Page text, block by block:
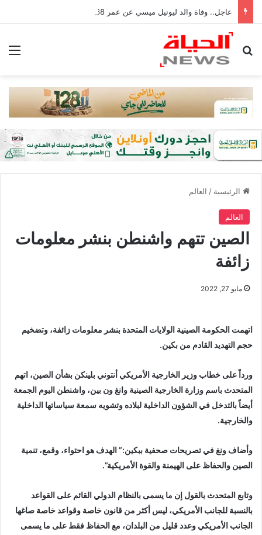
عاجل.. وفاة والد ليونيل ميسي عن عمر 68 عامًا في الأرجنتين
بحث عن
الرئيسية / العالم
العالم
الصين تتهم واشنطن بنشر معلومات
زائفة
مايو 27, 2022
اتهمت الحكومة الصينية الولايات المتحدة بنشر معلومات زائفة، وتضخيم
حجم التهديد القادم من بكين.
ورداً على خطاب وزير الخارجية الأمريكي أنتوني بلينكن بشأن الصين، اتهم
المتحدث باسم وزارة الخارجية الصينية وانغ ون بين، واشنطن اليوم الجمعة
أيضاً بالتدخل في الشؤون الداخلية لبلاده وتشويه سمعة سياساتها الداخلية
والخارجية.
وأضاف ونغ في تصريحات صحفية ببكين:” الهدف هو احتواء، وقمع، تنمية
الصين والحفاظ على الهيمنة والقوة الأمريكية”.
وتابع المتحدث بالقول إن ما يسمى بالنظام الدولي القائم على القواعد
بالنسبة للجانب الأمريكي، ليس أكثر من قانون خاصة وقواعد خاصة صاغها
الجانب الأمريكي وعدد قليل من البلدان، مع الحفاظ فقط على ما يسمى